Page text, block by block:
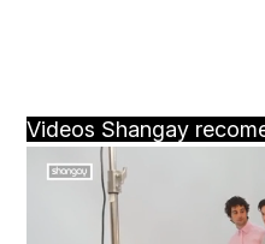
Videos Shangay